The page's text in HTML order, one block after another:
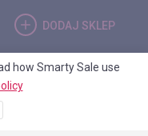
DODAJ SKLEP
how Smarty Sale use